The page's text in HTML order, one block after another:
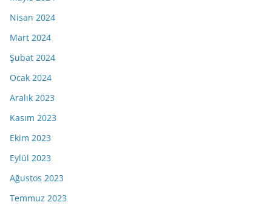
Nisan 2024
Mart 2024
Şubat 2024
Ocak 2024
Aralık 2023
Kasım 2023
Ekim 2023
Eylül 2023
Ağustos 2023
Temmuz 2023